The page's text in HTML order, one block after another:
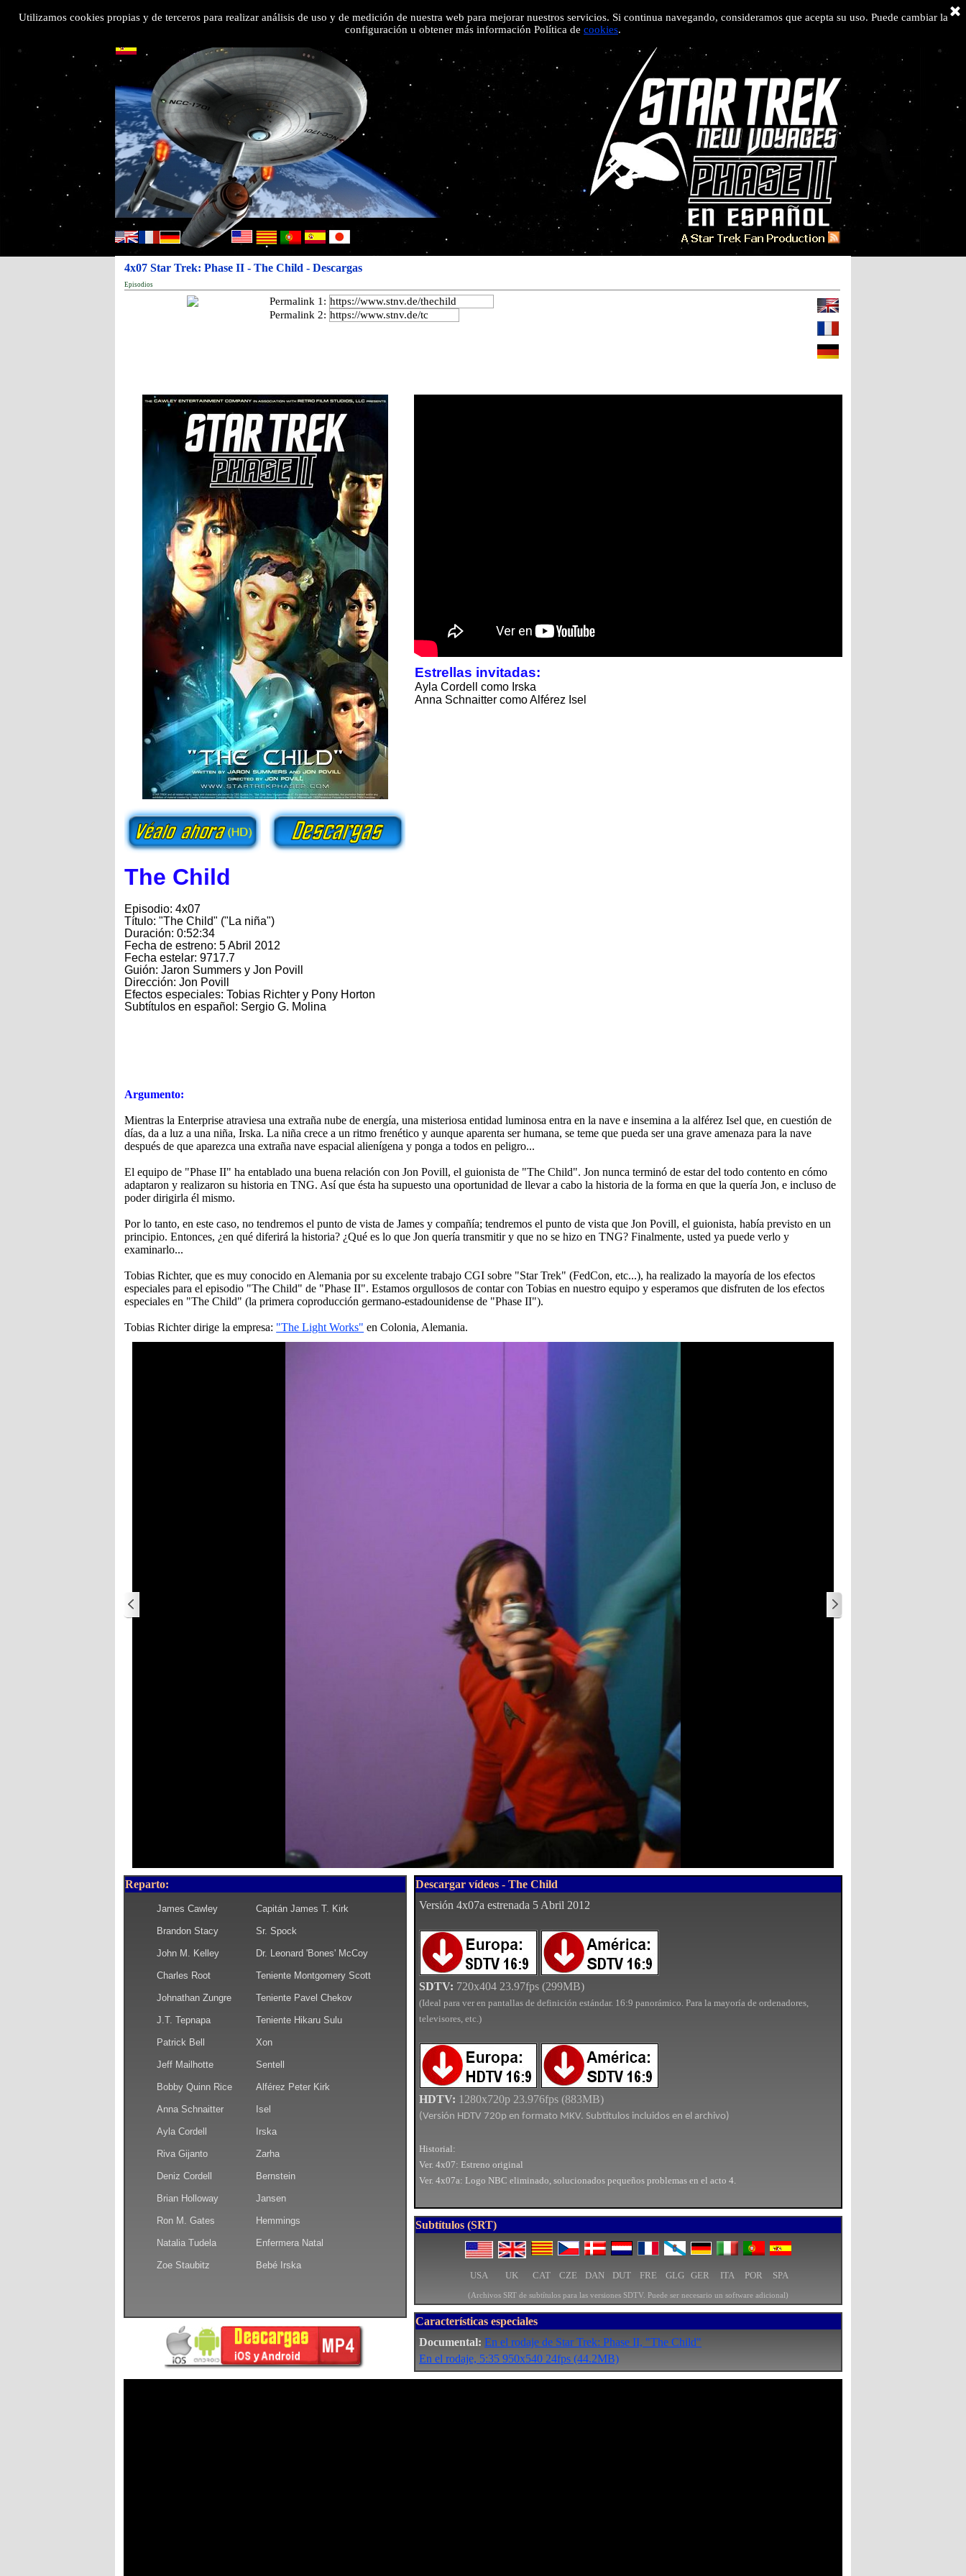
Utilizamos cookies propias y de terceros para realizar análisis de uso y de medición de nuestra web para mejorar nuestros servicios. Si continua navegando, consideramos que acepta su uso. Puede cambiar la
configuración u obtener más información Política de cookies.
Noticias Episodios Extras Información Enlaces Acerca de
4x07 Star Trek: Phase II - The Child - Descargas
Episodios
Permalink 1:
Permalink 2:
Estrellas invitadas:
Ayla Cordell como Irska
Anna Schnaitter como Alférez Isel
The Child
Episodio: 4x07
Título: "The Child" ("La niña")
Duración: 0:52:34
Fecha de estreno: 5 Abril 2012
Fecha estelar: 9717.7
Guión: Jaron Summers y Jon Povill
Dirección: Jon Povill
Efectos especiales: Tobias Richter y Pony Horton
Subtítulos en español: Sergio G. Molina
Argumento:
Mientras la Enterprise atraviesa una extraña nube de energía, una misteriosa entidad luminosa entra en la nave e insemina a la alférez Isel que, en cuestión de
días, da a luz a una niña, Irska. La niña crece a un ritmo frenético y aunque aparenta ser humana, se teme que pueda ser una grave amenaza para la nave
después de que aparezca una extraña nave espacial alienígena y ponga a todos en peligro...
El equipo de "Phase II" ha entablado una buena relación con Jon Povill, el guionista de "The Child". Jon nunca terminó de estar del todo contento en cómo
adaptaron y realizaron su historia en TNG. Así que ésta ha supuesto una oportunidad de llevar a cabo la historia de la forma en que la quería Jon, e incluso de
poder dirigirla él mismo.
Por lo tanto, en este caso, no tendremos el punto de vista de James y compañía; tendremos el punto de vista que Jon Povill, el guionista, había previsto en un
principio. Entonces, ¿en qué diferirá la historia? ¿Qué es lo que Jon quería transmitir y que no se hizo en TNG? Finalmente, usted ya puede verlo y
examinarlo...
Tobias Richter, que es muy conocido en Alemania por su excelente trabajo CGI sobre "Star Trek" (FedCon, etc...), ha realizado la mayoría de los efectos
especiales para el episodio "The Child" de "Phase II". Estamos orgullosos de contar con Tobias en nuestro equipo y esperamos que disfruten de los efectos
especiales en "The Child" (la primera coproducción germano-estadounidense de "Phase II").
Tobias Richter dirige la empresa: "The Light Works" en Colonia, Alemania.
Descargar vídeos - The Child
Versión 4x07a estrenada 5 Abril 2012
SDTV: 720x404 23.97fps (299MB)
(Ideal para ver en pantallas de definición estándar. 16:9 panorámico. Para la mayoría de ordenadores,
televisores, etc.)
HDTV: 1280x720p 23.976fps (883MB)
(Versión HDTV 720p en formato MKV. Subtítulos incluidos en el archivo)
Historial:
Ver. 4x07: Estreno original
Ver. 4x07a: Logo NBC eliminado, solucionados pequeños problemas en el acto 4.
Subtítulos (SRT)
USA UK CAT CZE DAN DUT FRE GLG GER ITA POR SPA
(Archivos SRT de subtítulos para las versiones SDTV. Puede ser necesario un software adicional)
Características especiales
Documental:En el rodaje de Star Trek: Phase II, "The Child"
En el rodaje, 5:35 950x540 24fps (44.2MB)
Reparto:
James Cawley Capitán James T. Kirk
Brandon Stacy Sr. Spock
John M. Kelley Dr. Leonard 'Bones' McCoy
Charles Root Teniente Montgomery Scott
Johnathan Zungre Teniente Pavel Chekov
J.T. Tepnapa Teniente Hikaru Sulu
Patrick Bell Xon
Jeff Mailhotte Sentell
Bobby Quinn Rice Alférez Peter Kirk
Anna Schnaitter Isel
Ayla Cordell Irska
Riva Gijanto Zarha
Deniz Cordell Bernstein
Brian Holloway Jansen
Ron M. Gates Hemmings
Natalia Tudela Enfermera Natal
Zoe Staubitz Bebé Irska